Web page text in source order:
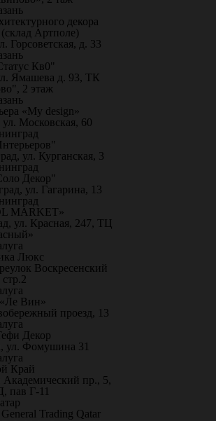
декора
Артполе)
Горсоветская, д. 33
Кв0"
Ямашева д. 93, ТК
2 этаж
«My design»
ул. Московская, 60
ул. Курганская, 3
Декор"
ул. Гагарина, 13
MARKET»
ул. Красная, 247, ТЦ
Люкс
Воскресенский
стр.2
Вин»
проезд, 13
Декор
ул. Фомушина 31
Край
Академический пр., 5,
пав Г-11
Trading Qatar